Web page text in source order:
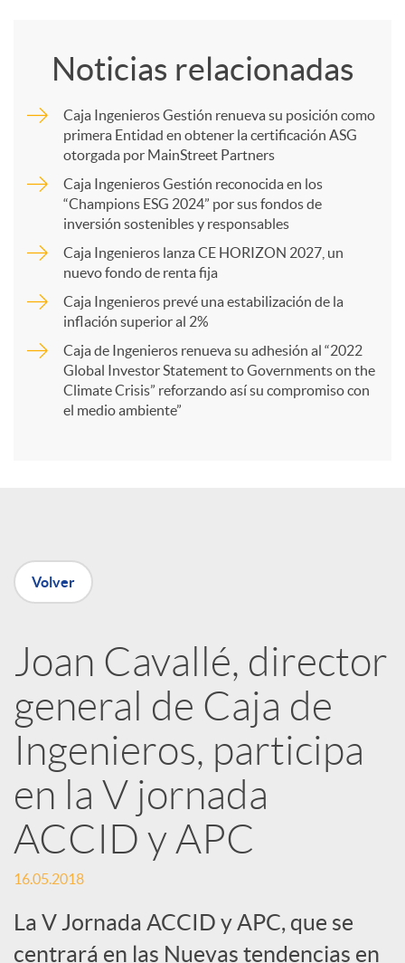
r
n
R
e
d
e
s
S
Noticias relacionadas
Caja Ingenieros Gestión renueva su posición como
primera Entidad en obtener la certificación ASG
otorgada por MainStreet Partners
Caja Ingenieros Gestión reconocida en los
“Champions ESG 2024” por sus fondos de
inversión sostenibles y responsables
Caja Ingenieros lanza CE HORIZON 2027, un
nuevo fondo de renta fija
Caja Ingenieros prevé una estabilización de la
inflación superior al 2%
Caja de Ingenieros renueva su adhesión al “2022
Global Investor Statement to Governments on the
Climate Crisis” reforzando así su compromiso con
el medio ambiente”
Volver
Joan Cavallé, director
general de Caja de
Ingenieros, participa
en la V jornada
ACCID y APC
16.05.2018
La V Jornada ACCID y APC, que se
centrará en las Nuevas tendencias en